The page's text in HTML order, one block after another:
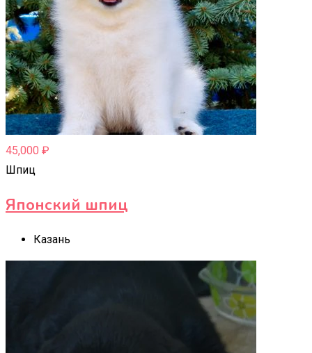
45,000 ₽
Шпиц
Японский шпиц
Казань